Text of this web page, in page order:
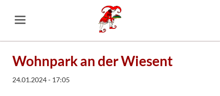
Wohnpark an der Wiesent
24.01.2024 - 17:05